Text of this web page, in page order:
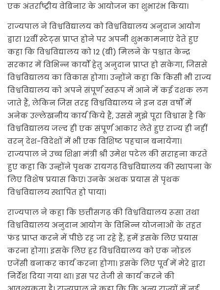
एक अंतर्राष्ट्रीय वेबिनार के आयोजन का शुभारंभ किया।
राज्यपाल ने विश्वविद्यालय को विश्वविद्यालय अनुदान आयोग
द्वारा 12वीं स्टेट्स प्राप्त होने पर अपनी शुभकामनाएं देते हुए
कहा कि विश्वविद्यालय को 12 (बी) मिलने के पश्चात केन्द्र
सरकार में विभिन्न कार्यों हेतु अनुदान प्राप्त हो सकेगा, जिससे
विश्वविद्यालय का विकास होगा। उन्होंने कहा कि किसी भी राज्य
विश्वविद्यालय को अपने संपूर्ण स्वरूप में आने में कई दशक लग
जाते हैं, लेकिन जिस तरह विश्वविद्यालय ने इन दस वर्षों में
अनेक उल्लेखनीय कार्य किये हैं, उससे मुझे पूरा विश्वास है कि
विश्वविद्यालय जल्द ही एक संपूर्ण आकार लेते हुए राज्य ही नहीं
वरन् देश-विदेशों में भी एक विशिष्ट पहचान बनायेगा।
राज्यपाल ने उच्च शिक्षा मंत्री श्री उमेश पटेल की सराहना करते
हुए कहा कि उन्होंने पृथक रायगढ़ विश्वविद्यालय की स्थापना के
लिए विशेष प्रयास किए। उनके अथक प्रयास से पृथक
विश्वविद्यालय स्थापित हो पाया।
राज्यपाल ने कहा कि छत्तीसगढ़ की विश्वविद्यालय रूसा तथा
विश्वविद्यालय अनुदान आयोग के विभिन्न योजनाओं के तहत
फंड प्राप्त करने में पीछे रह जा रहे हैं, हमें इसके लिए प्रयास
करना होगा। इसके लिए हर विश्वविद्यालय को एक नोडल
एजेंसी बनाकर कार्य करना होगा। इसके लिए पूर्व में मेरे द्वारा
निर्देश दिया गया था। इस पर तेजी से कार्य करने की